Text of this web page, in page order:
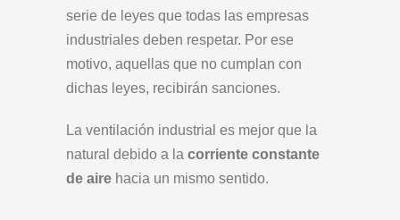
serie de leyes que todas las empresas
industriales deben respetar. Por ese
motivo, aquellas que no cumplan con
dichas leyes, recibirán sanciones.
La ventilación industrial es mejor que la
natural debido a la corriente constante
de aire hacia un mismo sentido.